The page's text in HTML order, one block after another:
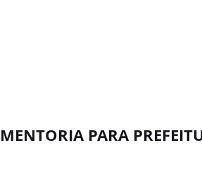
MENTORIA PARA